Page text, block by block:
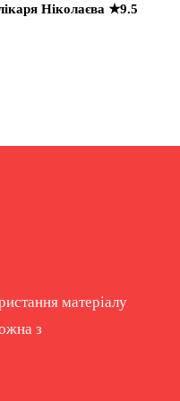
Ніколаєва ★9.5
матеріалу
з